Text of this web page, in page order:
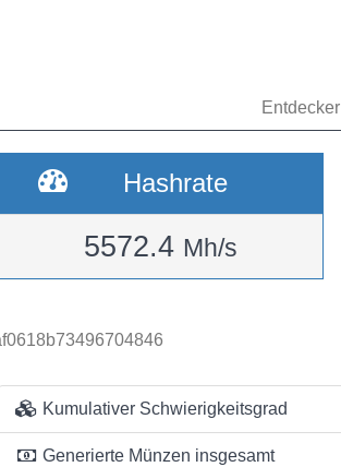
Entdecker
Hashrate
5572.4 Mh/s
Kumulativer Schwierigkeitsgrad
Generierte Münzen insgesamt